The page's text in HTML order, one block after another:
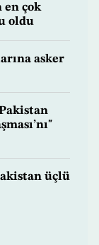
en çok
oldu
asker
üçlü